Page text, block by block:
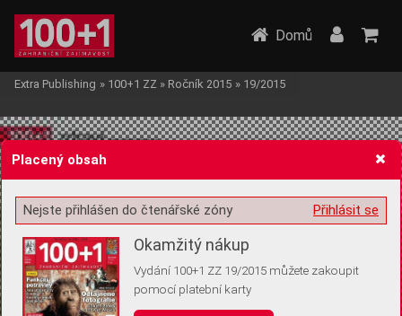
Žádost o souhlas s ukládáním volitelných informací
Domů
Extra Publishing » 100+1 ZZ » Ročník 2015 » 19/2015
Placený obsah
Přihlásit se
Nejste přihlášen do čtenářské zóny
Okamžitý nákup
Vydání 100+1 ZZ 19/2015 můžete zakoupit
pomocí platební karty